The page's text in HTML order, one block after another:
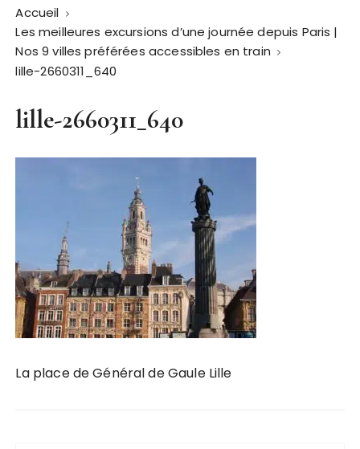
Accueil
Les meilleures excursions d’une journée depuis Paris |
Nos 9 villes préférées accessibles en train
lille-2660311_640
lille-2660311_640
La place de Général de Gaule Lille